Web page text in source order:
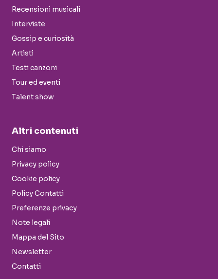
Recensioni musicali
Interviste
Gossip e curiosità
Artisti
Testi canzoni
Tour ed eventi
Talent show
Altri contenuti
Chi siamo
Privacy policy
Cookie policy
Policy Contatti
Preferenze privacy
Note legali
Mappa del Sito
Newsletter
Contatti